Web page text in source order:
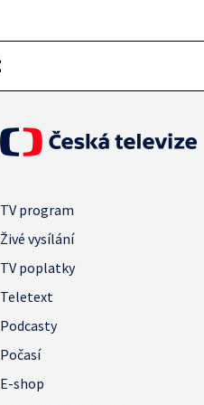
TV program
Živé vysílání
TV poplatky
Teletext
Podcasty
Počasí
E-shop